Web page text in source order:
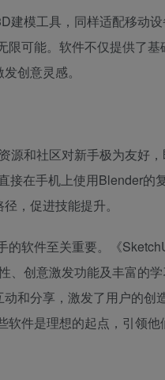
建模工具，同样适配移动
可能。软件不仅提供了
创意灵感。
源和社区对新手极为友好
接在手机上使用Blender的
，促进技能提升。
软件至关重要。《
、创意激发功能及丰富的
和分享，激发了用户的创
件是理想的起点，引领